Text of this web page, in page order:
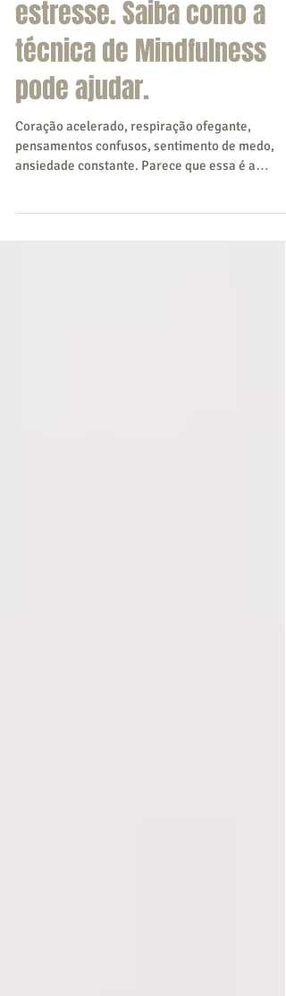
Ansiedade e situações de
estresse. Saiba como a
técnica de Mindfulness
pode ajudar.
Coração acelerado, respiração ofegante,
ansiedade constante. Parece que essa é a